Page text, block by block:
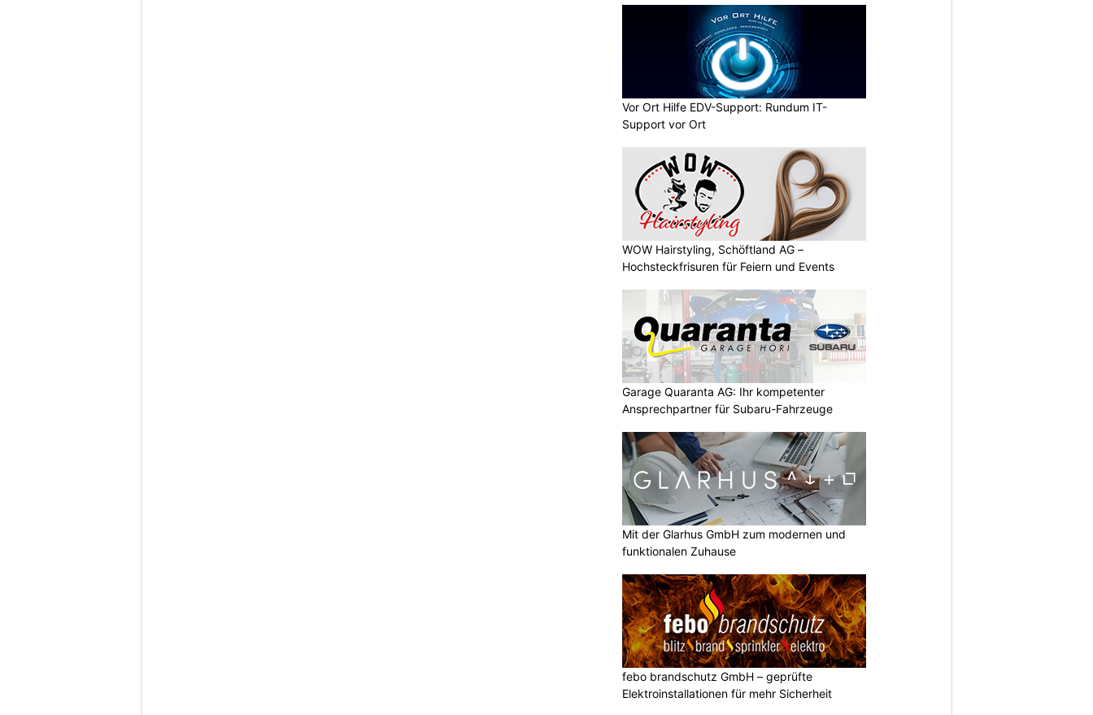
Vor Ort Hilfe EDV-Support: Rundum IT-
Support vor Ort
WOW Hairstyling, Schöftland AG –
Hochsteckfrisuren für Feiern und Events
Garage Quaranta AG: Ihr kompetenter
Ansprechpartner für Subaru-Fahrzeuge
Mit der Glarhus GmbH zum modernen und
funktionalen Zuhause
febo brandschutz GmbH – geprüfte
Elektroinstallationen für mehr Sicherheit